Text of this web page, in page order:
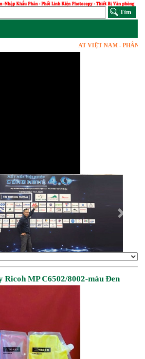
AT VIỆT NAM - PHÂN
Next
Ricoh MP C6502/8002-màu Đen